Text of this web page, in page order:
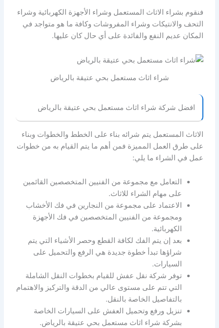
فنقوم بشراء الاثاث المستعمل وشراء الأجهزة الكهربائية وشراء
التحف والانتيكات وشراء المفروشات وكافة ما هو متواجد في
المكان عديم النفع والفائدة على أي حال كان عليها.
شراء اثاث مستعمل بحي عتيقة بالرياض
افضل شركة شراء اثاث مستعمل بحي عتيقة بالرياض
الاثاث المستعمل يتم شرائه بناء على الخطط والخطوات وبناء
على طرق العمل المميزة فمن أهم ما يتم القيام به من خطوات
عمل في الشراء ما يلي:
التعامل مع مجموعة من الفنيين المتخصصين القائمين
على مهام الشراء للاثاث.
الاعتماد على مجموعة من النجارين في فك الأخشاب
ومجموعة من الفنيين المتخصصين في فك الأجهزة
الكهربائية.
بعد إن يتم الفك لكافة القطع وحصر الأشياء التي يتم
شراؤها تبدأ خطوة جديدة هي الرفع والتحميل على
السيارات.
توفر شركة نقل عفش للقيام بخطوات النقل الشاملة
التي تتم على مستوى عالي من الدقة والتركيز والاهتمام
بالتفاصيل الخاصة بالنقل.
تنزيل ورفع وتحميل العفش على السيارات الخاصة
بشركة شراء اثاث مستعمل بحي عتيقة بالرياض.